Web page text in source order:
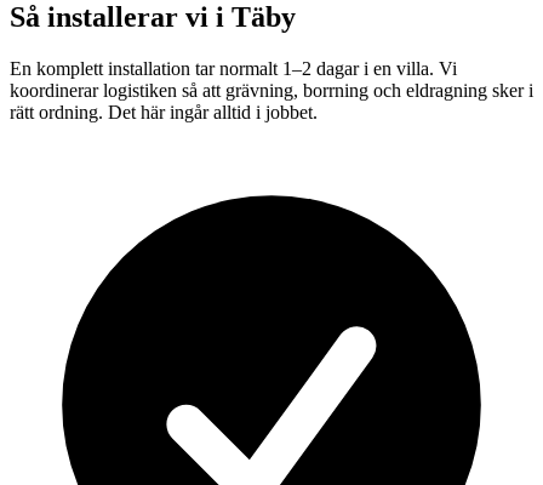
Så installerar vi i Täby
En komplett installation tar normalt 1–2 dagar i en villa. Vi
koordinerar logistiken så att grävning, borrning och eldragning sker i
rätt ordning. Det här ingår alltid i jobbet.